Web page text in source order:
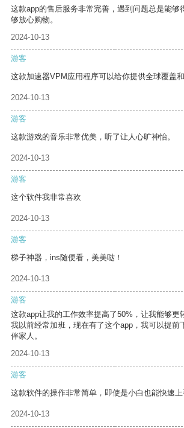
这款app的售后服务非常完善，遇到问题总是能够
够放心购物。
2024-10-13
游客
这款加速器VPM应用程序可以给你提供全球覆盖
2024-10-13
游客
这款游戏的音乐非常优美，听了让人心旷神怡。
2024-10-13
游客
这个软件我非常喜欢
2024-10-13
游客
梯子神器，ins随便看，美美哒！
2024-10-13
游客
这款app让我的工作效率提高了50%，让我能够更
我以前经常加班，现在有了这个app，我可以提前
伴家人。
2024-10-13
游客
这款软件的操作非常简单，即使是小白也能快速上
2024-10-13